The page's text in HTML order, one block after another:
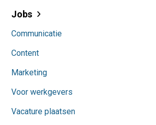
Jobs
Communicatie
Content
Marketing
Voor werkgevers
Vacature plaatsen